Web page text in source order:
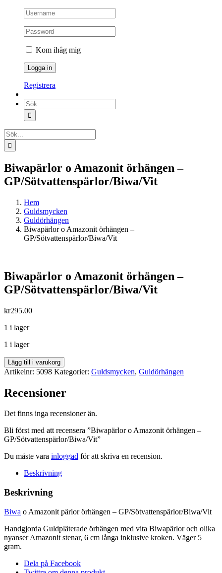
Kom ihåg mig
Registrera
Sök
efter:
Sök
efter:
Biwapärlor o Amazonit örhängen –
GP/Sötvattenspärlor/Biwa/Vit
Hem
Guldsmycken
Guldörhängen
Biwapärlor o Amazonit örhängen –
GP/Sötvattenspärlor/Biwa/Vit
Biwapärlor o Amazonit örhängen –
GP/Sötvattenspärlor/Biwa/Vit
kr295.00
1 i lager
1 i lager
Biwapärlor
o
örhängen
-
mängd
Lägg till i varukorg
Artikelnr: 5098 Kategorier: Guldsmycken, Guldörhängen
Recensioner
Det finns inga recensioner än.
Bli först med att recensera ”Biwapärlor o Amazonit örhängen –
GP/Sötvattenspärlor/Biwa/Vit”
Du måste vara inloggad för att skriva en recension.
Beskrivning
Beskrivning
Biwa o Amazonit pärlor örhängen – GP/Sötvattenspärlor/Biwa/Vit
Handgjorda Guldpläterade örhängen med vita Biwapärlor och olika
nyanser Amazonit stenar, 6 cm långa inklusive kroken. Väger 5
gram.
Dela på Facebook